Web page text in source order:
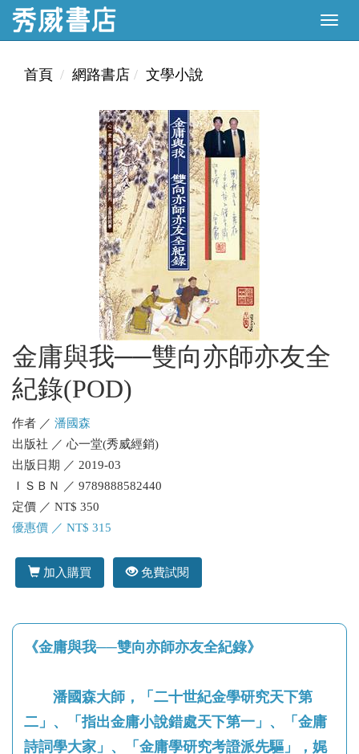
首頁 網路書店 文學小說
金庸與我──雙向亦師亦友全
紀錄(POD)
作者 ／ 潘國森
出版社 ／ 心一堂(秀威經銷)
出版日期 ／ 2019-03
ＩＳＢＮ ／ 9789888582440
定價 ／ NT$ 350
優惠價 ／ NT$ 315
加入購買 免費試閱
《金庸與我──雙向亦師亦友全紀錄》
潘國森大師，「二十世紀金學研究天下第
二」、「指出金庸小說錯處天下第一」、「金庸
詩詞學大家」、「金庸學研究考證派先驅」，娓